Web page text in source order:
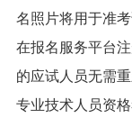
名照片将用于准
在报名服务平台
的应试人员无需
专业技术人员资